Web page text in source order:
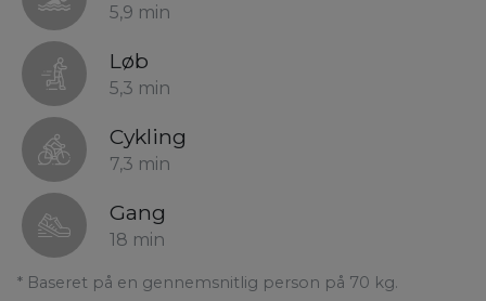
5,9 min
Løb
5,3 min
Cykling
7,3 min
Gang
18 min
* Baseret på en gennemsnitlig person på 70 kg.